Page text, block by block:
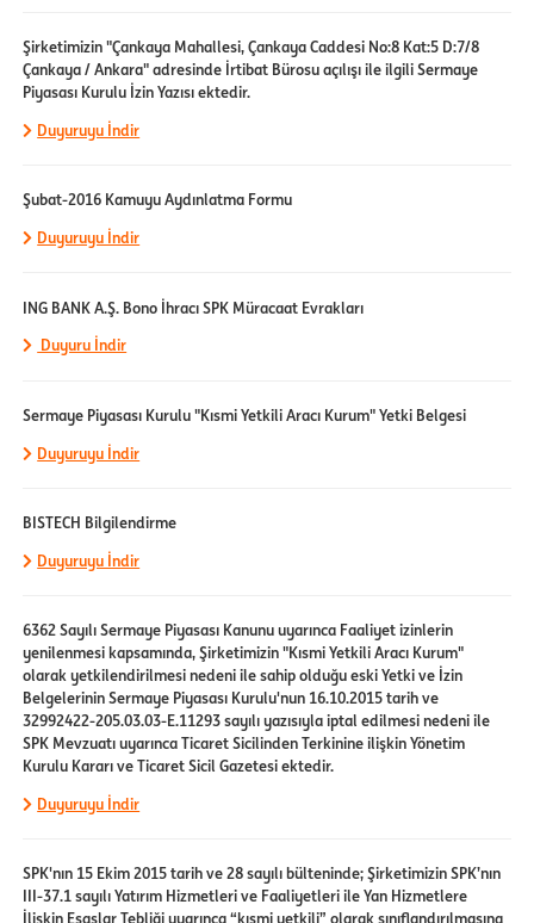
Şirketimizin "Çankaya Mahallesi, Çankaya Caddesi No:8 Kat:5 D:7/8
Çankaya / Ankara" adresinde İrtibat Bürosu açılışı ile ilgili Sermaye
Piyasası Kurulu İzin Yazısı ektedir.
Duyuruyu İndir
Şubat-2016 Kamuyu Aydınlatma Formu
Duyuruyu İndir
ING BANK A.Ş. Bono İhracı SPK Müracaat Evrakları
Duyuru İndir
Sermaye Piyasası Kurulu "Kısmi Yetkili Aracı Kurum" Yetki Belgesi
Duyuruyu İndir
BISTECH Bilgilendirme
Duyuruyu İndir
6362 Sayılı Sermaye Piyasası Kanunu uyarınca Faaliyet izinlerin
yenilenmesi kapsamında, Şirketimizin "Kısmi Yetkili Aracı Kurum"
olarak yetkilendirilmesi nedeni ile sahip olduğu eski Yetki ve İzin
Belgelerinin Sermaye Piyasası Kurulu'nun 16.10.2015 tarih ve
32992422-205.03.03-E.11293 sayılı yazısıyla iptal edilmesi nedeni ile
SPK Mevzuatı uyarınca Ticaret Sicilinden Terkinine ilişkin Yönetim
Kurulu Kararı ve Ticaret Sicil Gazetesi ektedir.
Duyuruyu İndir
SPK'nın 15 Ekim 2015 tarih ve 28 sayılı bülteninde; Şirketimizin SPK’nın
III-37.1 sayılı Yatırım Hizmetleri ve Faaliyetleri ile Yan Hizmetlere
İlişkin Esaslar Tebliği uyarınca “kısmi yetkili” olarak sınıflandırılmasına